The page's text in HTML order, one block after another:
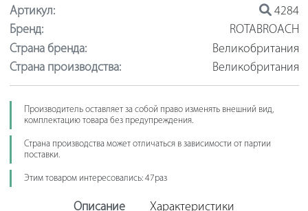
Артикул:
4284
Бренд:
ROTABROACH
Страна бренда:
Великобритания
Страна производства:
Великобритания
Производитель оставляет за собой право изменять внешний вид,
комплектацию товара без предупреждения.
Страна производства может отличаться в зависимости от партии
поставки.
Этим товаром интересовались: 47раз
Описание Характеристики